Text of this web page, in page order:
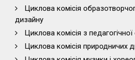
Циклова комісія
дизайну
Циклова комісія з педагогічної
Циклова комісія природничих